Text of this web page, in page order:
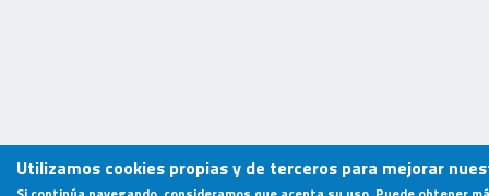
Utilizamos cookies propias y de terceros para mejorar